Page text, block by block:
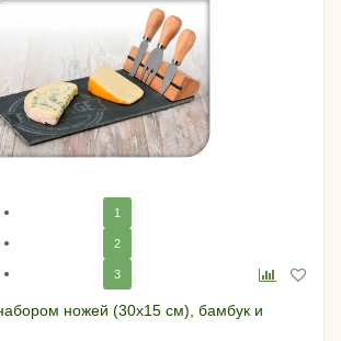
1
2
3
ножей (30х15 см), бамбук и